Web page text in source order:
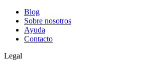
Blog
Sobre nosotros
Ayuda
Contacto
Legal